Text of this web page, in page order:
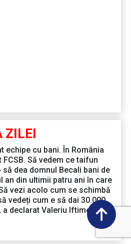
ZILEI
echipe cu bani. În România
Să vedem ce taifun
dea domnul Becali bani de
an din ultimii patru ani în care
vezi acolo cum se schimbă
vedeți cum e să dai 30.000
a declarat Valeriu Iftime